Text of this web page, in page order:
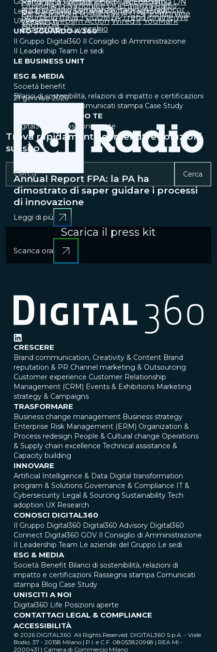
Legal & Sourcing Sustainability Tech adoption
UX Research
UNO SGUARDO A 360°
Il Gruppo Digital360 Il Consiglio di Amministrazione
Il Leadership Team Le sedi
LE BUSINESS UNIT
ESG & MEDIA
Società benefit
Bilanci di sostenibilità, relazioni di impatto e certificazioni
Rassegna stampa Comunicati stampa Case Study
STIAMO CERCANDO TE
Digital360 life Posizioni aperte
Trova rapidamente contenuti e soluzioni
sul sito
Cerca
Quotidiano Nazionale Qui Finanza Radio
anch'io Radio Lombardia Radio24 Radiocor
Rai Rai Radio RTL 102.5 SkyTG24 Soldionline
Sportello Italia TGCOM24 Trend-online We
Wealth Websim Action Wired.it YouMark
Yourtopia
Più nuovo Più vecchio
21 gennaio 2026
Annual Report FPA: la PA ha
dimostrato di saper guidare i processi
di innovazione
Leggi di più
Scarica il press kit
Scarica ora
CRESCERE
Brand communication, Creativity & Content Brand
reputation & PR Channel marketing & Outsourcing
Customer experience Customer Relationship
Management (CRM) Events & Exhibitions Marketing
strategy & Campaigns
TRASFORMARE
Business change management Business strategy
Enterprise Risk Management (ERM) Organization &
Process redesign People & Cultural change Operations
& Supply chain excellence Technical assistance &
Capacity building
INNOVARE
Artificial Intelligence & Data Digital transformation
program & Solutions Governance & Compliance IT &
Cybersecurity Legal & Sourcing Sustainability Tech
adoption UX Research
CONOSCI DIGITAL360
Il Gruppo Digital360 Digital360 Advisory Digital360
Connect Digital360 GOV Il Consiglio di Amministrazione
Il Leadership Team Le aziende del Gruppo Le sedi
ESG & MEDIA
Società Benefit Bilanci di sostenibilità, relazioni di
impatto e certificazioni Rassegna stampa Comunicati
stampa Blog Case Study
UNISCITI A NOI
Digital360 Life Posizioni aperte
CONTATTACI LEGAL & COMPLIANCE
ACCESSIBILITÀ
© 2026 DIGITAL360. All Rights Reserved. DIGITAL360 S.p.A. - Viale
Bodio, 37 - 20158 Milano | P.I. e C.F. 08053820968 | REA MI -
2000431 | Camera di Commercio Milano